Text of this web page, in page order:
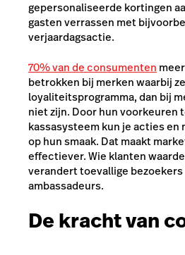
gepersonaliseerde kortingen
gasten verrassen met
verjaardagsactie.
70% van de consumenten
betrokken bij merken waarbij
loyaliteitsprogramma, dan bij
niet zijn. Door hun voorkeuren
kassasysteem kun je acties en
op hun smaak. Dat maakt
effectiever. Wie klanten
verandert toevallige
ambassadeurs.
De kracht van